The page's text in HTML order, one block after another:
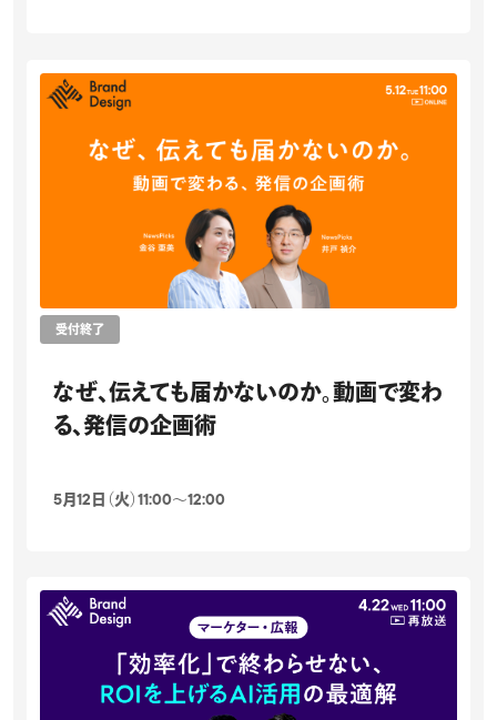
受付終了
なぜ、伝えても届かないのか。動画で変わ
る、発信の企画術
5月12日（火）11:00〜12:00